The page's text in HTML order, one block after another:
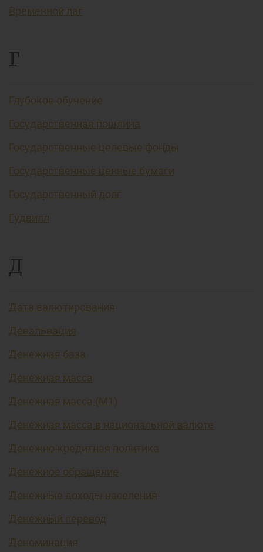
Временной лаг
Г
Глубокое обучение
Государственная пошлина
Государственные целевые фонды
Государственные ценные бумаги
Государственный долг
Гудвилл
Д
Дата валютирования
Девальвация
Денежная база
Денежная масса
Денежная масса (М1)
Денежная масса в национальной валюте
Денежно-кредитная политика
Денежное обращение
Денежные доходы населения
Денежный перевод
Деноминация